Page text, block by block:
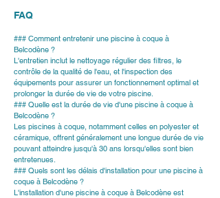
FAQ
### Comment entretenir une piscine à coque à
Belcodène ?
L'entretien inclut le nettoyage régulier des filtres, le
contrôle de la qualité de l'eau, et l'inspection des
équipements pour assurer un fonctionnement optimal et
prolonger la durée de vie de votre piscine.
### Quelle est la durée de vie d'une piscine à coque à
Belcodène ?
Les piscines à coque, notamment celles en polyester et
céramique, offrent généralement une longue durée de vie
pouvant atteindre jusqu'à 30 ans lorsqu'elles sont bien
entretenues.
### Quels sont les délais d'installation pour une piscine à
coque à Belcodène ?
L'installation d'une piscine à coque à Belcodène est